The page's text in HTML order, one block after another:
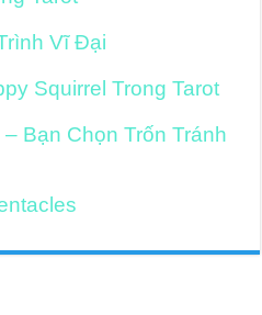
Vĩ Đại
Squirrel Trong Tarot
Bạn Chọn Trốn Tránh